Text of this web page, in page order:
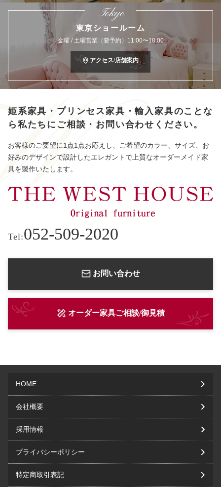
Tokyo
東京ショールーム
金曜 / 土曜営業（要予約）11:00〜18:00
アクセス/店舗案内
姫系家具・プリンセス家具・輸入家具のことな
ら 私たちにご相談・お問い合わせください。
お客様のご要望に1点1点お応えし、ご希望のカラー、サイズ、お
好みのデザインで設計したエレガントで上質なオーダーメイド家
具を製作いたします。
Tel:052-509-2020
お問い合わせ
オーダー家具ご相談/御見積
HOME
会社概要
採用情報
プライバシーポリシー
特定商取引表記